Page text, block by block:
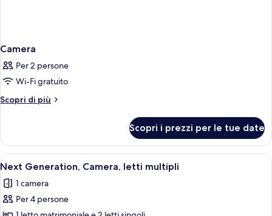
Camera
Per 2 persone
Wi-Fi gratuito
Scopri di più
Altri
Scopri i prezzi per le tue date
Apri
tutte
le
foto
Camera d'albergo con un letto
19
Next Generation, Camera, letti multipli
1 camera
Per 4 persone